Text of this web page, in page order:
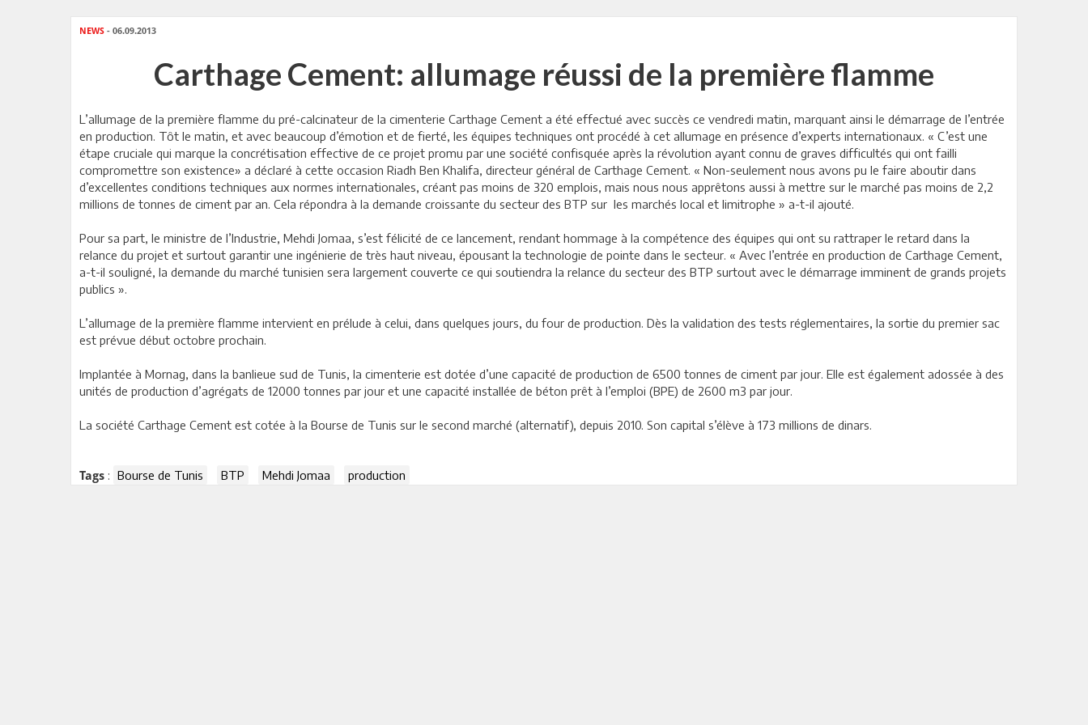
NEWS - 06.09.2013
Carthage Cement: allumage réussi de la première flamme
L’allumage de la première flamme du pré-calcinateur de la cimenterie Carthage Cement a été effectué avec succès ce vendredi matin, marquant ainsi le démarrage de l’entrée
en production. Tôt le matin, et avec beaucoup d’émotion et de fierté, les équipes techniques ont procédé à cet allumage en présence d’experts internationaux. « C’est une
étape cruciale qui marque la concrétisation effective de ce projet promu par une société confisquée après la révolution ayant connu de graves difficultés qui ont failli
compromettre son existence» a déclaré à cette occasion Riadh Ben Khalifa, directeur général de Carthage Cement. « Non-seulement nous avons pu le faire aboutir dans
d’excellentes conditions techniques aux normes internationales, créant pas moins de 320 emplois, mais nous nous apprêtons aussi à mettre sur le marché pas moins de 2,2
millions de tonnes de ciment par an. Cela répondra à la demande croissante du secteur des BTP sur les marchés local et limitrophe » a-t-il ajouté.
Pour sa part, le ministre de l’Industrie, Mehdi Jomaa, s’est félicité de ce lancement, rendant hommage à la compétence des équipes qui ont su rattraper le retard dans la
relance du projet et surtout garantir une ingénierie de très haut niveau, épousant la technologie de pointe dans le secteur. « Avec l’entrée en production de Carthage Cement,
a-t-il souligné, la demande du marché tunisien sera largement couverte ce qui soutiendra la relance du secteur des BTP surtout avec le démarrage imminent de grands projets
publics ».
L’allumage de la première flamme intervient en prélude à celui, dans quelques jours, du four de production. Dès la validation des tests réglementaires, la sortie du premier sac
est prévue début octobre prochain.
Implantée à Mornag, dans la banlieue sud de Tunis, la cimenterie est dotée d’une capacité de production de 6500 tonnes de ciment par jour. Elle est également adossée à des
unités de production d’agrégats de 12000 tonnes par jour et une capacité installée de béton prêt à l’emploi (BPE) de 2600 m3 par jour.
La société Carthage Cement est cotée à la Bourse de Tunis sur le second marché (alternatif), depuis 2010. Son capital s’élève à 173 millions de dinars.
Tags : Bourse de Tunis BTP Mehdi Jomaa production